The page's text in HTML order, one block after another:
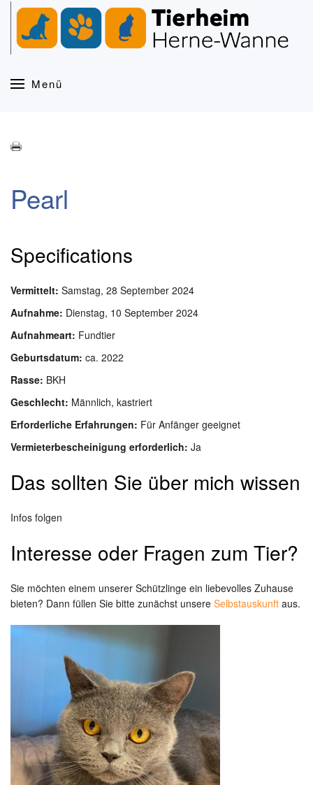
Zum Hauptinhalt springen
Menü
Pearl
Specifications
Vermittelt: Samstag, 28 September 2024
Aufnahme: Dienstag, 10 September 2024
Aufnahmeart: Fundtier
Geburtsdatum: ca. 2022
Rasse: BKH
Geschlecht: Männlich, kastriert
Erforderliche Erfahrungen: Für Anfänger geeignet
Vermieterbescheinigung erforderlich: Ja
Das sollten Sie über mich wissen
Infos folgen
Interesse oder Fragen zum Tier?
Sie möchten einem unserer Schützlinge ein liebevolles Zuhause
bieten? Dann füllen Sie bitte zunächst unsere Selbstauskunft aus.